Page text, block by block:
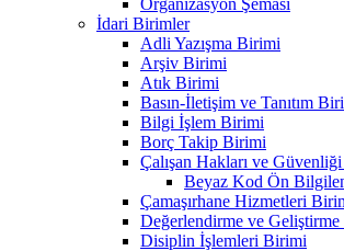
İdari Birimler
Adli Yazışma Birimi
Arşiv Birimi
Atık Birimi
Basın-İletişim ve Tanıtım
Bilgi İşlem Birimi
Borç Takip Birimi
Çalışan Hakları ve
Beyaz Kod Ön
Çamaşırhane Hizmetleri
Değerlendirme ve
Disiplin İşlemleri Birimi